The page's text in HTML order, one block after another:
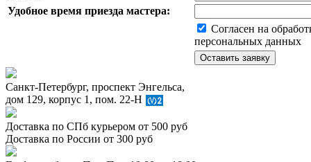
Удобное время приезда мастера:
Согласен на
персональных данных
Санкт-Петербург, проспект Энгельса,
дом 129, корпус 1, пом. 22-Н
Доставка по СПб курьером от 500 руб
Доставка по России от 300 руб